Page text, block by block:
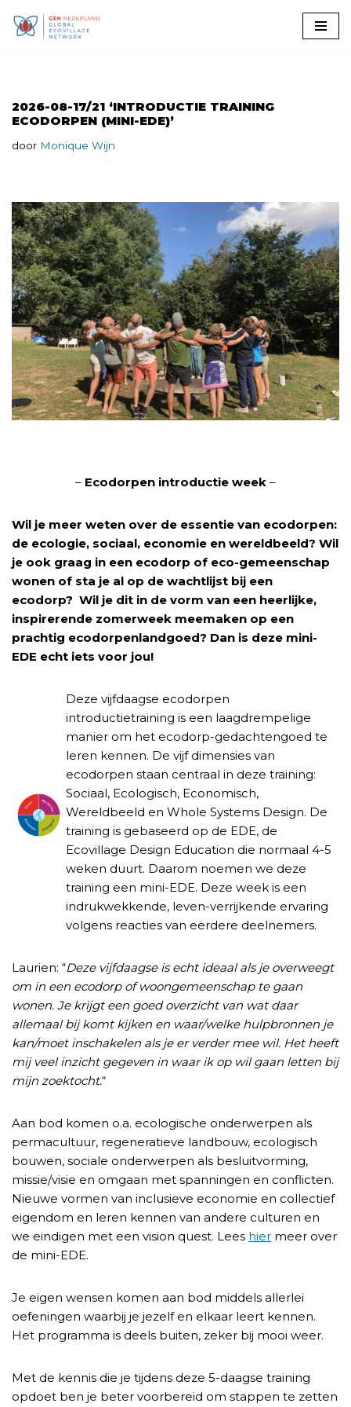
2026-08-17/21 ‘INTRODUCTIE TRAINING
ECODORPEN (MINI-EDE)’
door Monique Wijn
– Ecodorpen introductie week –
Wil je meer weten over de essentie van ecodorpen:
de ecologie, sociaal, economie en wereldbeeld? Wil
je ook graag in een ecodorp of eco-gemeenschap
wonen of sta je al op de wachtlijst bij een
ecodorp? Wil je dit in de vorm van een heerlijke,
inspirerende zomerweek meemaken op een
prachtig ecodorpenlandgoed? Dan is deze mini-
EDE echt iets voor jou!
Deze vijfdaagse ecodorpen
introductietraining is een laagdrempelige
manier om het ecodorp-gedachtengoed te
leren kennen. De vijf dimensies van
ecodorpen staan centraal in deze training:
Sociaal, Ecologisch, Economisch,
Wereldbeeld en Whole Systems Design. De
training is gebaseerd op de EDE, de
Ecovillage Design Education die normaal 4-5
weken duurt. Daarom noemen we deze
training een mini-EDE. Deze week is een
indrukwekkende, leven-verrijkende ervaring
volgens reacties van eerdere deelnemers.
Laurien: “Deze vijfdaagse is echt ideaal als je overweegt
om in een ecodorp of woongemeenschap te gaan
wonen. Je krijgt een goed overzicht van wat daar
allemaal bij komt kijken en waar/welke hulpbronnen je
kan/moet inschakelen als je er verder mee wil. Het heeft
mij veel inzicht gegeven in waar ik op wil gaan letten bij
mijn zoektocht.“
Aan bod komen o.a. ecologische onderwerpen als
permacultuur, regeneratieve landbouw, ecologisch
bouwen, sociale onderwerpen als besluitvorming,
missie/visie en omgaan met spanningen en conflicten.
Nieuwe vormen van inclusieve economie en collectief
eigendom en leren kennen van andere culturen en
we eindigen met een vision quest. Lees hier meer over
de mini-EDE.
Je eigen wensen komen aan bod middels allerlei
oefeningen waarbij je jezelf en elkaar leert kennen.
Het programma is deels buiten, zeker bij mooi weer.
Met de kennis die je tijdens deze 5-daagse training
opdoet ben je beter voorbereid om stappen te zetten